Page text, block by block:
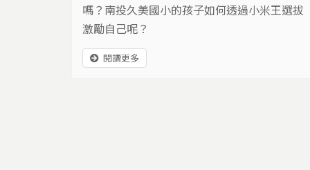
嗎？南投久美國小的孩子如何透過小米王選拔
激勵自己呢？
閱讀更多